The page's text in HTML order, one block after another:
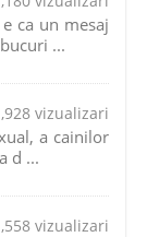
ca un mesaj
...
vizualizari
a cainilor
d ...
vizualizari